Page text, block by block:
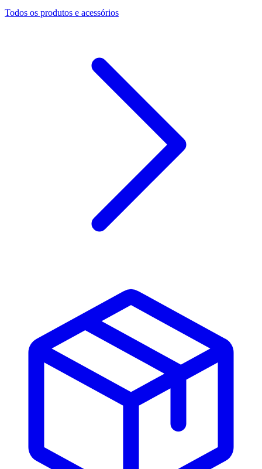
Todos os produtos e acessórios